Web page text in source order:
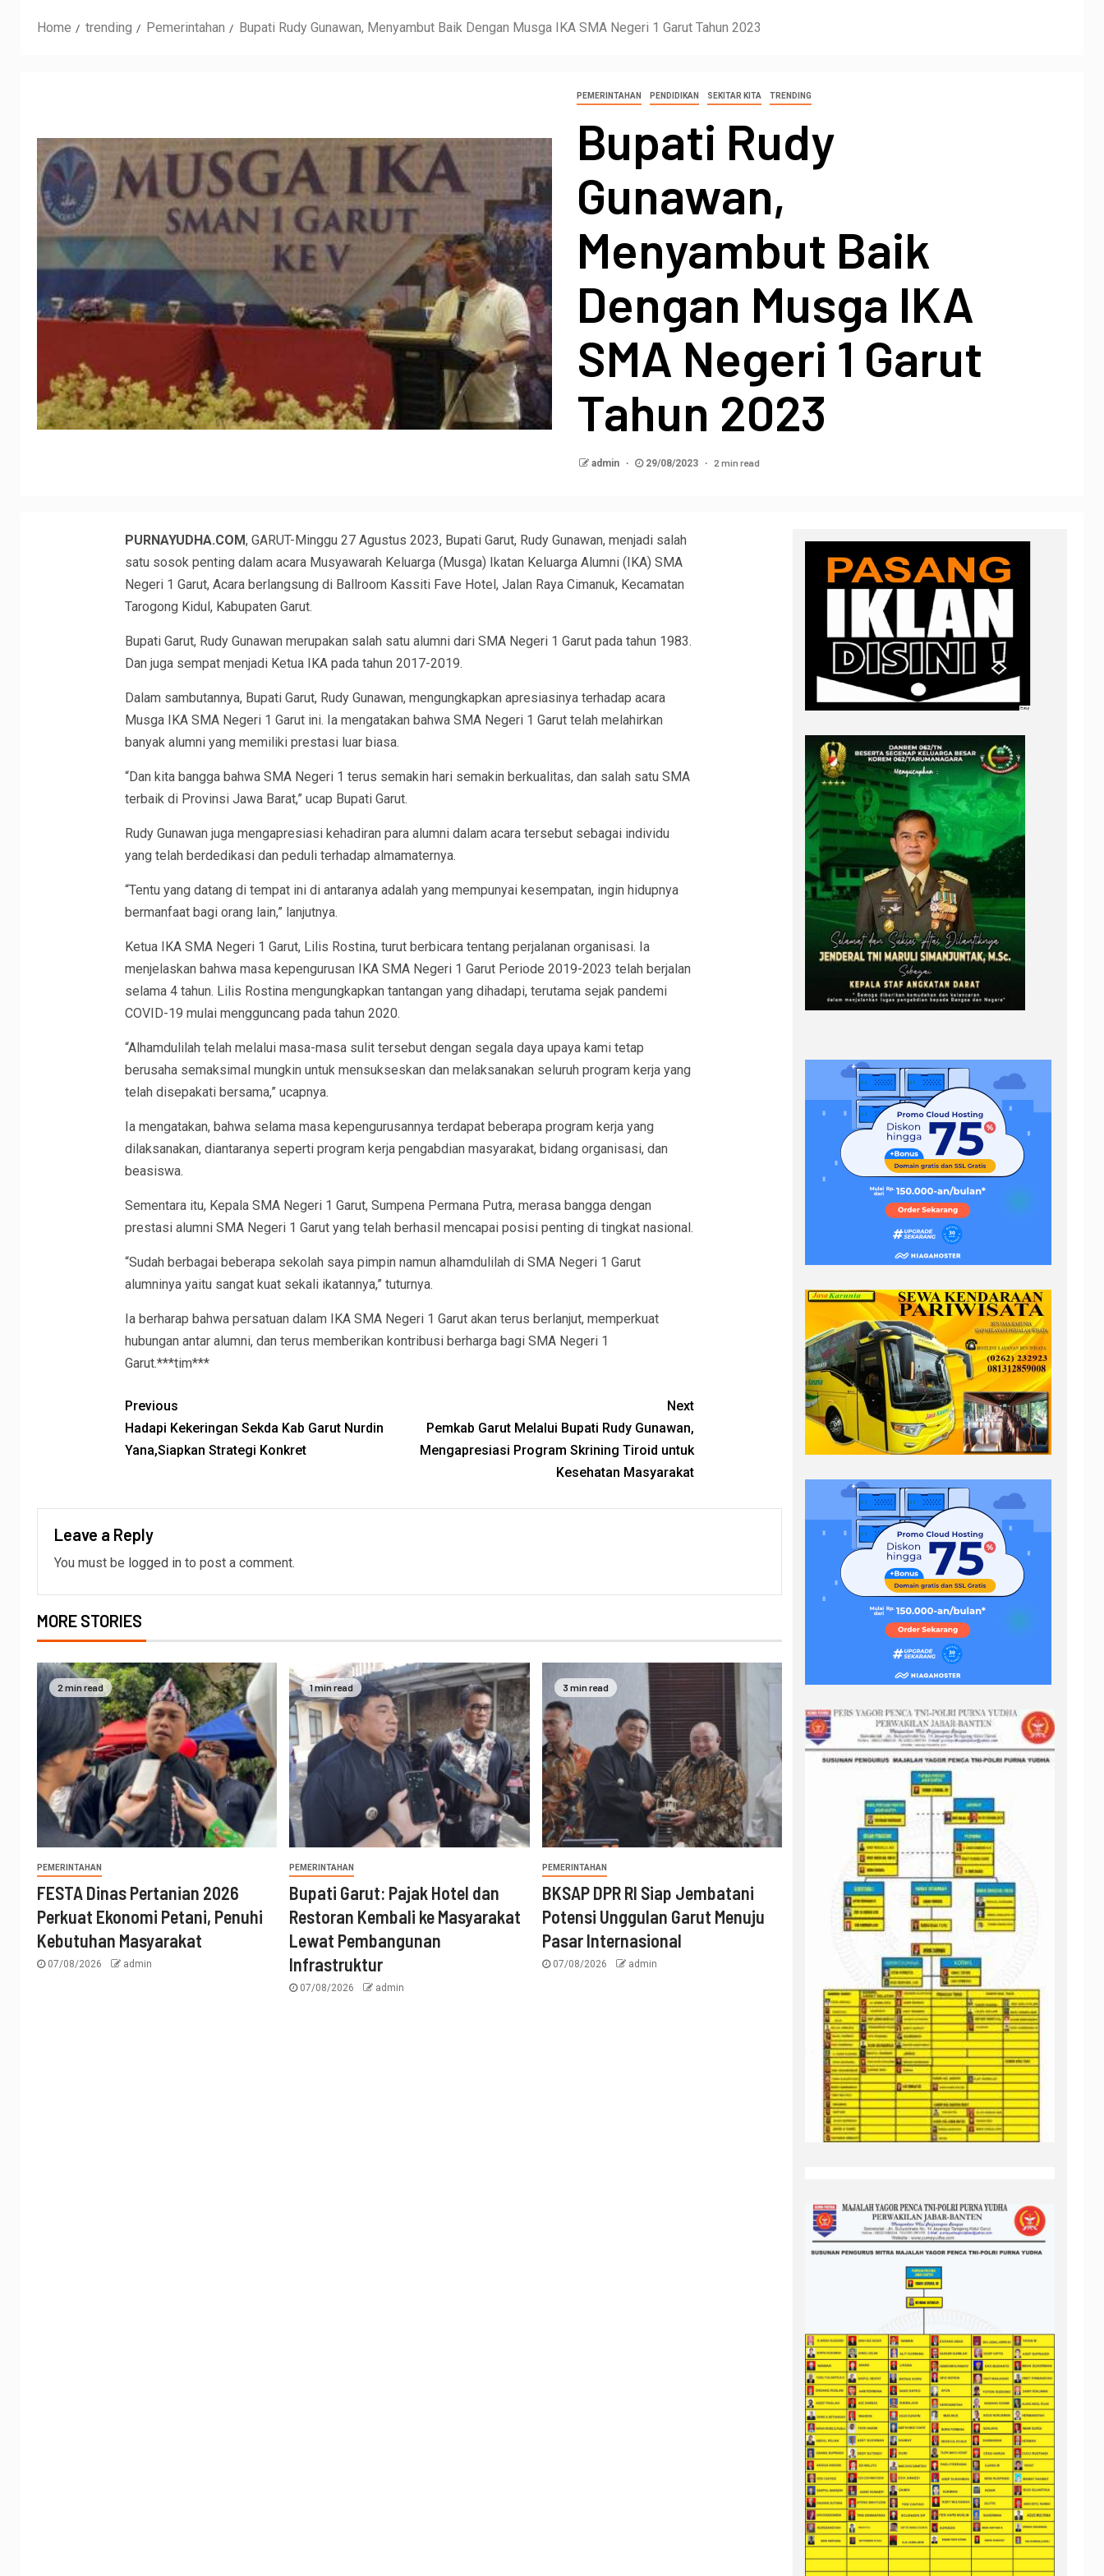
Home trending Pemerintahan Bupati Rudy Gunawan, Menyambut Baik Dengan Musga IKA SMA Negeri 1 Garut Tahun 2023
PEMERINTAHAN PENDIDIKAN SEKITAR KITA TRENDING
Bupati Rudy
Gunawan,
Menyambut Baik
Dengan Musga IKA
SMA Negeri 1 Garut
Tahun 2023
admin 29/08/2023 2 min read
PURNAYUDHA.COM, GARUT-Minggu 27 Agustus 2023, Bupati Garut, Rudy Gunawan, menjadi salah
satu sosok penting dalam acara Musyawarah Keluarga (Musga) Ikatan Keluarga Alumni (IKA) SMA
Negeri 1 Garut, Acara berlangsung di Ballroom Kassiti Fave Hotel, Jalan Raya Cimanuk, Kecamatan
Tarogong Kidul, Kabupaten Garut.
Bupati Garut, Rudy Gunawan merupakan salah satu alumni dari SMA Negeri 1 Garut pada tahun 1983.
Dan juga sempat menjadi Ketua IKA pada tahun 2017-2019.
Dalam sambutannya, Bupati Garut, Rudy Gunawan, mengungkapkan apresiasinya terhadap acara
Musga IKA SMA Negeri 1 Garut ini. Ia mengatakan bahwa SMA Negeri 1 Garut telah melahirkan
banyak alumni yang memiliki prestasi luar biasa.
“Dan kita bangga bahwa SMA Negeri 1 terus semakin hari semakin berkualitas, dan salah satu SMA
terbaik di Provinsi Jawa Barat,” ucap Bupati Garut.
Rudy Gunawan juga mengapresiasi kehadiran para alumni dalam acara tersebut sebagai individu
yang telah berdedikasi dan peduli terhadap almamaternya.
“Tentu yang datang di tempat ini di antaranya adalah yang mempunyai kesempatan, ingin hidupnya
bermanfaat bagi orang lain,” lanjutnya.
Ketua IKA SMA Negeri 1 Garut, Lilis Rostina, turut berbicara tentang perjalanan organisasi. Ia
menjelaskan bahwa masa kepengurusan IKA SMA Negeri 1 Garut Periode 2019-2023 telah berjalan
selama 4 tahun. Lilis Rostina mengungkapkan tantangan yang dihadapi, terutama sejak pandemi
COVID-19 mulai mengguncang pada tahun 2020.
“Alhamdulilah telah melalui masa-masa sulit tersebut dengan segala daya upaya kami tetap
berusaha semaksimal mungkin untuk mensukseskan dan melaksanakan seluruh program kerja yang
telah disepakati bersama,” ucapnya.
Ia mengatakan, bahwa selama masa kepengurusannya terdapat beberapa program kerja yang
dilaksanakan, diantaranya seperti program kerja pengabdian masyarakat, bidang organisasi, dan
beasiswa.
Sementara itu, Kepala SMA Negeri 1 Garut, Sumpena Permana Putra, merasa bangga dengan
prestasi alumni SMA Negeri 1 Garut yang telah berhasil mencapai posisi penting di tingkat nasional.
“Sudah berbagai beberapa sekolah saya pimpin namun alhamdulilah di SMA Negeri 1 Garut
alumninya yaitu sangat kuat sekali ikatannya,” tuturnya.
Ia berharap bahwa persatuan dalam IKA SMA Negeri 1 Garut akan terus berlanjut, memperkuat
hubungan antar alumni, dan terus memberikan kontribusi berharga bagi SMA Negeri 1
Garut.***tim***
Previous
Hadapi Kekeringan Sekda Kab Garut Nurdin
Yana,Siapkan Strategi Konkret
Next
Pemkab Garut Melalui Bupati Rudy Gunawan,
Mengapresiasi Program Skrining Tiroid untuk
Kesehatan Masyarakat
Leave a Reply
You must be logged in to post a comment.
MORE STORIES
2 min read
PEMERINTAHAN
FESTA Dinas Pertanian 2026
Perkuat Ekonomi Petani, Penuhi
Kebutuhan Masyarakat
07/08/2026 admin
1 min read
PEMERINTAHAN
Bupati Garut: Pajak Hotel dan
Restoran Kembali ke Masyarakat
Lewat Pembangunan
Infrastruktur
07/08/2026 admin
3 min read
PEMERINTAHAN
BKSAP DPR RI Siap Jembatani
Potensi Unggulan Garut Menuju
Pasar Internasional
07/08/2026 admin